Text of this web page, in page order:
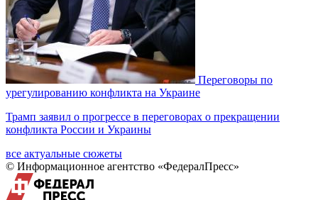
Переговоры по
урегулированию конфликта на Украине
Трамп заявил о прогрессе в переговорах о прекращении
конфликта России и Украины
все актуальные сюжеты
© Информационное агентство «ФедералПресс»